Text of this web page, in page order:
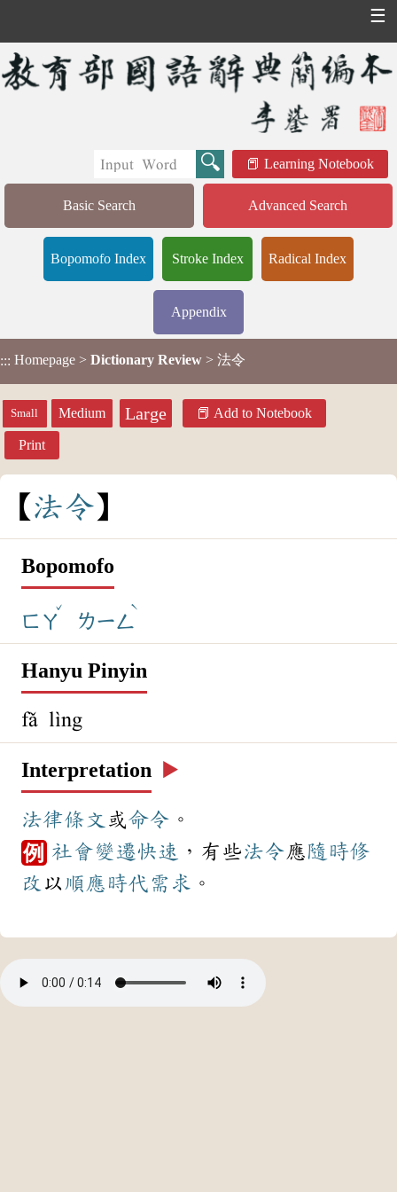
☰
Learning Notebook
Basic Search Advanced Search
Bopomofo Index Stroke Index Radical Index
Appendix
::: Homepage > Dictionary Review > 法令
Small Medium Large Add to Notebook
Print
法令
Bopomofo
ㄈㄚ
ˇ
ㄌㄧㄥ
ˋ
Hanyu Pinyin
fǎ lìng
Interpretation ▶️
法律條文 或命令 。
例 社會變遷快速 ，有些法令應隨時修
改 以 順應 時代需求 。